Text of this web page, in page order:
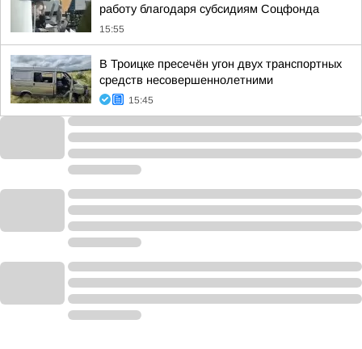
работу благодаря субсидиям Соцфонда
15:55
В Троицке пресечён угон двух транспортных
средств несовершеннолетними
15:45